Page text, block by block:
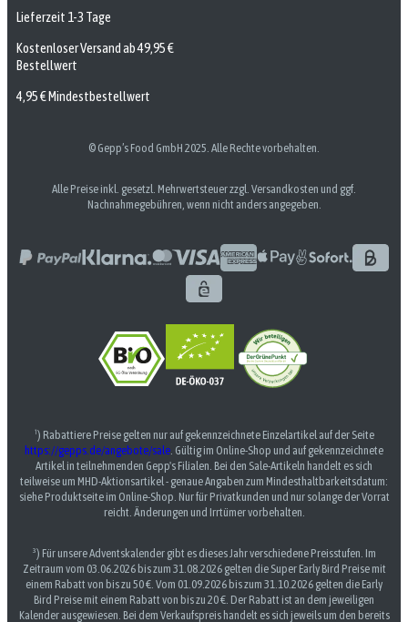
Lieferzeit 1-3 Tage
Kostenloser Versand ab 49,95 €
Bestellwert
4,95 € Mindestbestellwert
© Gepp’s Food GmbH 2025. Alle Rechte vorbehalten.
Alle Preise inkl. gesetzl. Mehrwertsteuer zzgl. Versandkosten und ggf.
Nachnahmegebühren, wenn nicht anders angegeben.
¹) Rabattiere Preise gelten nur auf gekennzeichnete Einzelartikel auf der Seite
https://gepps.de/angebote/sale. Gültig im Online-Shop und auf gekennzeichnete
Artikel in teilnehmenden Gepp's Filialen. Bei den Sale-Artikeln handelt es sich
teilweise um MHD-Aktionsartikel - genaue Angaben zum Mindesthaltbarkeitsdatum:
siehe Produktseite im Online-Shop. Nur für Privatkunden und nur solange der Vorrat
reicht. Änderungen und Irrtümer vorbehalten.
³) Für unsere Adventskalender gibt es dieses Jahr verschiedene Preisstufen. Im
Zeitraum vom 03.06.2026 bis zum 31.08.2026 gelten die Super Early Bird Preise mit
einem Rabatt von bis zu 50 €. Vom 01.09.2026 bis zum 31.10.2026 gelten die Early
Bird Preise mit einem Rabatt von bis zu 20 €. Der Rabatt ist an dem jeweiligen
Kalender ausgewiesen. Bei dem Verkaufspreis handelt es sich jeweils um den bereits